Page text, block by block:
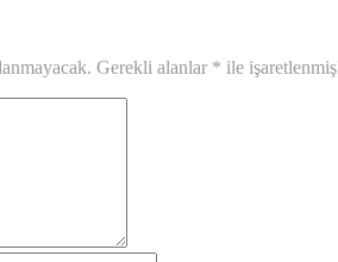
Gerekli alanlar * ile